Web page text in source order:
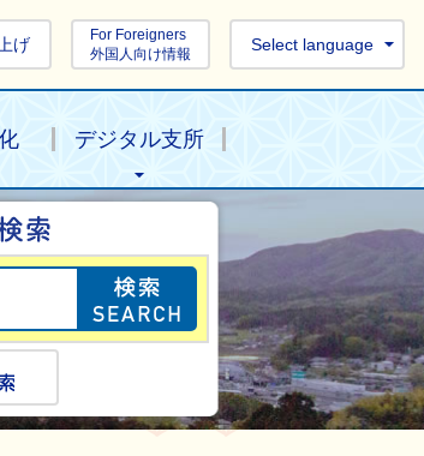
げ
For Foreigners
外国人向け情報
Select language
デジタル支所
目的の情報を探